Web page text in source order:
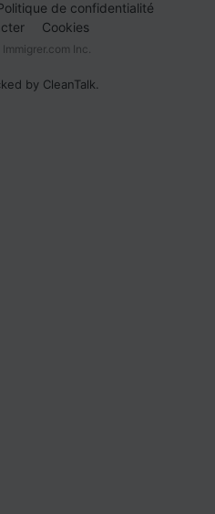
de confidentialité
Cookies
Inc.
by CleanTalk.